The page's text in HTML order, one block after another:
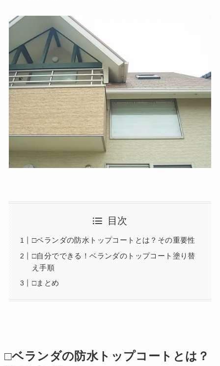
目次
□ベランダの防水トップコートとは？その重要性
□自分でできる！ベランダのトップコート塗り替
え手順
□まとめ
□ベランダの防水トップコートとは？